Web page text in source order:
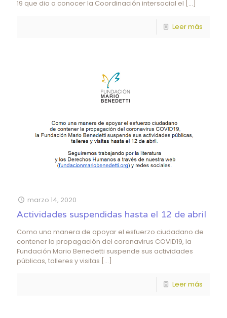
19 que dio a conocer la Coordinación intersocial el […]
Leer más
marzo 14, 2020
Actividades suspendidas hasta el 12 de abril
Como una manera de apoyar el esfuerzo ciudadano de
contener la propagación del coronavirus COVID19, la
Fundación Mario Benedetti suspende sus actividades
públicas, talleres y visitas […]
Leer más